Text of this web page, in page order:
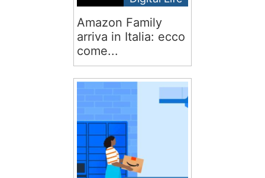
Amazon Family
arriva in Italia: ecco
come...